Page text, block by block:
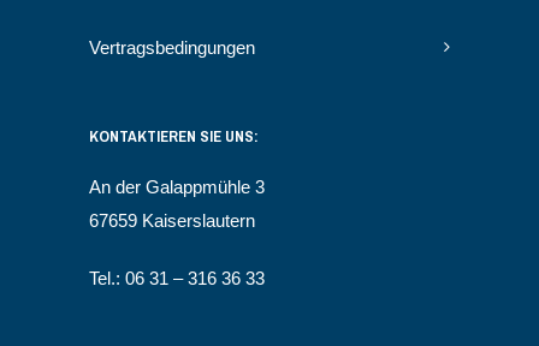
Vertragsbedingungen
KONTAKTIEREN SIE UNS:
An der Galappmühle 3
67659 Kaiserslautern
Tel.: 06 31 – 316 36 33